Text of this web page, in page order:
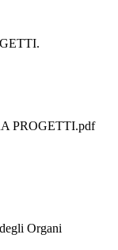
PROGETTI.pdf
Organi